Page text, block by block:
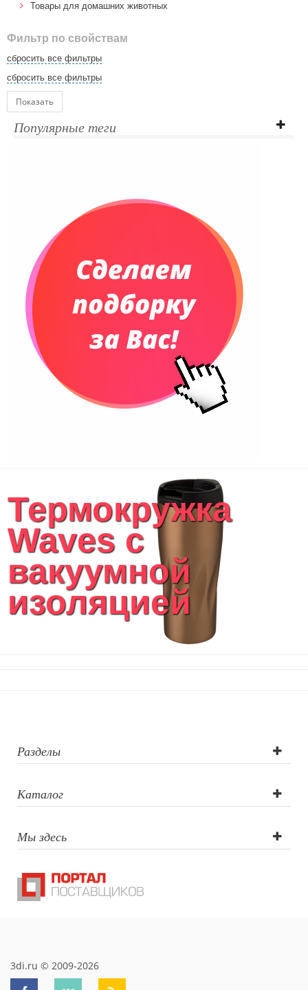
Товары для домашних животных
Фильтр по свойствам
сбросить все фильтры
сбросить все фильтры
Показать
Популярные теги
Термокружка
Waves с
вакуумной
изоляцией
Разделы
Каталог
Мы здесь
3di.ru © 2009-2026